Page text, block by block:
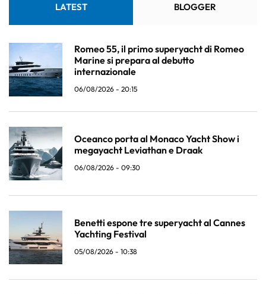
LATEST BLOGGER
Romeo 55, il primo superyacht di Romeo
Marine si prepara al debutto
internazionale
06/08/2026 - 20:15
Oceanco porta al Monaco Yacht Show i
megayacht Leviathan e Draak
06/08/2026 - 09:30
Benetti espone tre superyacht al Cannes
Yachting Festival
05/08/2026 - 10:38